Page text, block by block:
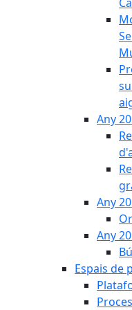
Any
Any
Any
Espais de